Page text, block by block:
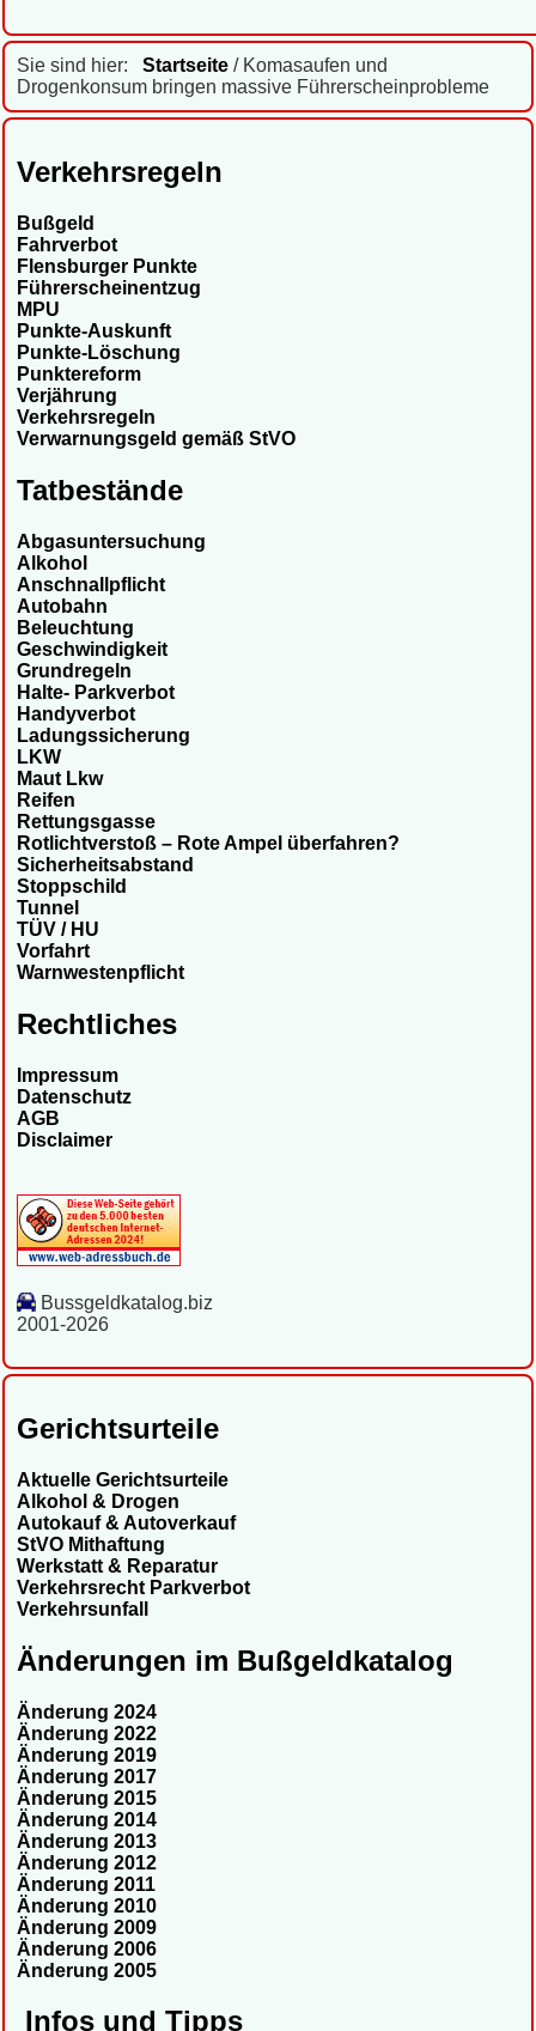
Sie sind hier: Startseite / Komasaufen und
Drogenkonsum bringen massive Führerscheinprobleme
Verkehrsregeln
Bußgeld
Fahrverbot
Flensburger Punkte
Führerscheinentzug
MPU
Punkte-Auskunft
Punkte-Löschung
Punktereform
Verjährung
Verkehrsregeln
Verwarnungsgeld gemäß StVO
Tatbestände
Abgasuntersuchung
Alkohol
Anschnallpflicht
Autobahn
Beleuchtung
Geschwindigkeit
Grundregeln
Halte- Parkverbot
Handyverbot
Ladungssicherung
LKW
Maut Lkw
Reifen
Rettungsgasse
Rotlichtverstoß – Rote Ampel überfahren?
Sicherheitsabstand
Stoppschild
Tunnel
TÜV / HU
Vorfahrt
Warnwestenpflicht
Rechtliches
Impressum
Datenschutz
AGB
Disclaimer
Bussgeldkatalog.biz
2001-2026
Gerichtsurteile
Aktuelle Gerichtsurteile
Alkohol & Drogen
Autokauf & Autoverkauf
StVO Mithaftung
Werkstatt & Reparatur
Verkehrsrecht Parkverbot
Verkehrsunfall
Änderungen im Bußgeldkatalog
Änderung 2024
Änderung 2022
Änderung 2019
Änderung 2017
Änderung 2015
Änderung 2014
Änderung 2013
Änderung 2012
Änderung 2011
Änderung 2010
Änderung 2009
Änderung 2006
Änderung 2005
Infos und Tipps